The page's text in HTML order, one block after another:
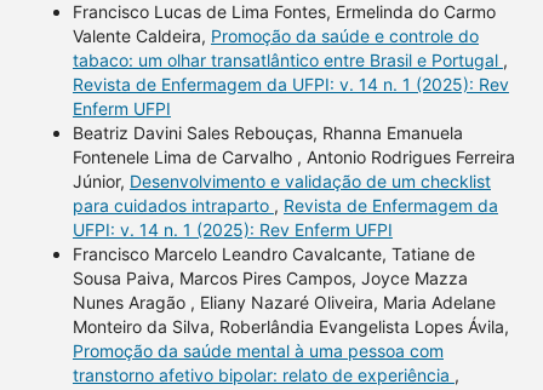
Francisco Lucas de Lima Fontes, Ermelinda do Carmo
Valente Caldeira, Promoção da saúde e controle do
tabaco: um olhar transatlântico entre Brasil e Portugal ,
Revista de Enfermagem da UFPI: v. 14 n. 1 (2025): Rev
Enferm UFPI
Beatriz Davini Sales Rebouças, Rhanna Emanuela
Fontenele Lima de Carvalho , Antonio Rodrigues Ferreira
Júnior, Desenvolvimento e validação de um checklist
para cuidados intraparto , Revista de Enfermagem da
UFPI: v. 14 n. 1 (2025): Rev Enferm UFPI
Francisco Marcelo Leandro Cavalcante, Tatiane de
Sousa Paiva, Marcos Pires Campos, Joyce Mazza
Nunes Aragão , Eliany Nazaré Oliveira, Maria Adelane
Monteiro da Silva, Roberlândia Evangelista Lopes Ávila,
Promoção da saúde mental à uma pessoa com
transtorno afetivo bipolar: relato de experiência ,